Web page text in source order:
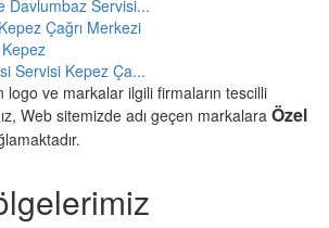
Davlumbaz Servisi...
Çağrı Merkezi
Servisi Kepez Ça...
logo ve markalar ilgili firmaların tescilli
Web sitemizde adı geçen markalara Özel